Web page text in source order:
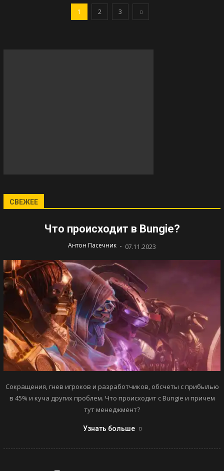
1 2 3
СВЕЖЕЕ
Что происходит в Bungie?
Антон Пасечник - 07.11.2023
Сокращения, гнев игроков и разработчиков, обсчеты с прибылью
в 45% и куча других проблем. Что происходит с Bungie и причем
тут менеджмент?
Узнать больше